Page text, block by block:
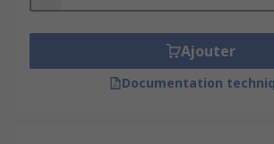
Ajouter
Documentation